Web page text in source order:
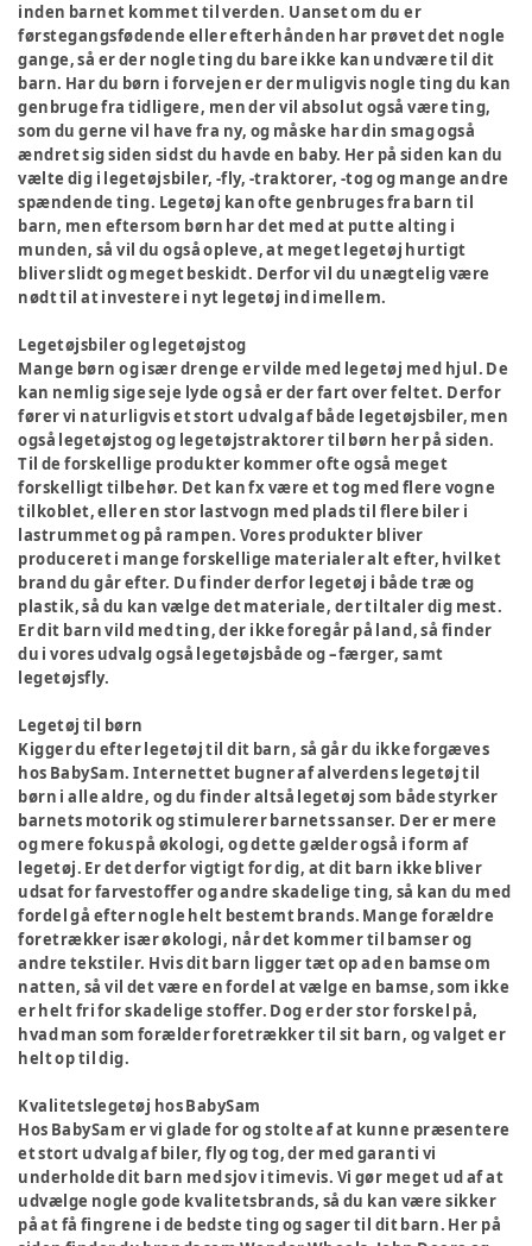
inden barnet kommet til verden. Uanset om du er
førstegangsfødende eller efterhånden har prøvet det nogle
gange, så er der nogle ting du bare ikke kan undvære til dit
barn. Har du børn i forvejen er der muligvis nogle ting du kan
genbruge fra tidligere, men der vil absolut også være ting,
som du gerne vil have fra ny, og måske har din smag også
ændret sig siden sidst du havde en baby. Her på siden kan du
vælte dig i legetøjsbiler, -fly, -traktorer, -tog og mange andre
spændende ting. Legetøj kan ofte genbruges fra barn til
barn, men eftersom børn har det med at putte alting i
munden, så vil du også opleve, at meget legetøj hurtigt
bliver slidt og meget beskidt. Derfor vil du unægtelig være
nødt til at investere i nyt legetøj ind imellem.
Legetøjsbiler og legetøjstog
Mange børn og især drenge er vilde med legetøj med hjul. De
kan nemlig sige seje lyde og så er der fart over feltet. Derfor
fører vi naturligvis et stort udvalg af både legetøjsbiler, men
også legetøjstog og legetøjstraktorer til børn her på siden.
Til de forskellige produkter kommer ofte også meget
forskelligt tilbehør. Det kan fx være et tog med flere vogne
tilkoblet, eller en stor lastvogn med plads til flere biler i
lastrummet og på rampen. Vores produkter bliver
produceret i mange forskellige materialer alt efter, hvilket
brand du går efter. Du finder derfor legetøj i både træ og
plastik, så du kan vælge det materiale, der tiltaler dig mest.
Er dit barn vild med ting, der ikke foregår på land, så finder
du i vores udvalg også legetøjsbåde og –færger, samt
legetøjsfly.
Legetøj til børn
Kigger du efter legetøj til dit barn, så går du ikke forgæves
hos BabySam. Internettet bugner af alverdens legetøj til
børn i alle aldre, og du finder altså legetøj som både styrker
barnets motorik og stimulerer barnets sanser. Der er mere
og mere fokus på økologi, og dette gælder også i form af
legetøj. Er det derfor vigtigt for dig, at dit barn ikke bliver
udsat for farvestoffer og andre skadelige ting, så kan du med
fordel gå efter nogle helt bestemt brands. Mange forældre
foretrækker især økologi, når det kommer til bamser og
andre tekstiler. Hvis dit barn ligger tæt op ad en bamse om
natten, så vil det være en fordel at vælge en bamse, som ikke
er helt fri for skadelige stoffer. Dog er der stor forskel på,
hvad man som forælder foretrækker til sit barn, og valget er
helt op til dig.
Kvalitetslegetøj hos BabySam
Hos BabySam er vi glade for og stolte af at kunne præsentere
et stort udvalg af biler, fly og tog, der med garanti vi
underholde dit barn med sjov i timevis. Vi gør meget ud af at
udvælge nogle gode kvalitetsbrands, så du kan være sikker
på at få fingrene i de bedste ting og sager til dit barn. Her på